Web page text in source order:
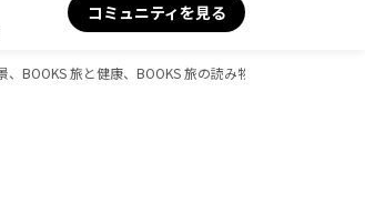
コミュニティを見る
BOOKS 旅と健康、BOOKS 旅の読み物のガイドブック一